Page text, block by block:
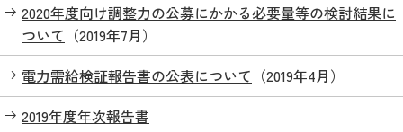
2020年度向け調整力の公募にかかる必要量等の検討結果に
ついて （2019年7月）
電力需給検証報告書の公表について （2019年4月）
2019年度年次報告書